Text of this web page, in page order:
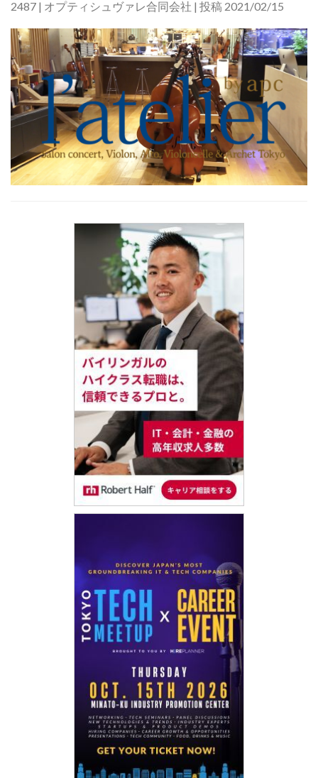
2487 | オプティシュヴァレ合同会社 | 投稿 2021/02/15